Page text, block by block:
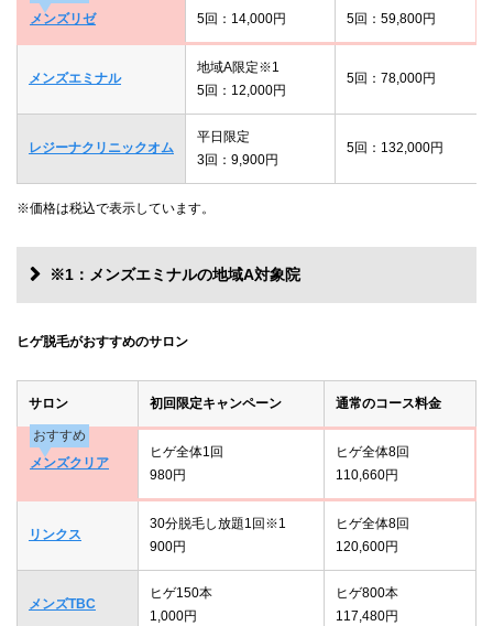
メンズリゼ
5回：14,000円 5回：59,800円
メンズエミナル
地域A限定※1
5回：12,000円
5回：78,000円
レジーナクリニックオム
平日限定
3回：9,900円
5回：132,000円
※価格は税込で表示しています。
※1：メンズエミナルの地域A対象院
ヒゲ脱毛がおすすめのサロン
サロン 初回限定キャンペーン 通常のコース料金
おすすめ
メンズクリア
ヒゲ全体1回
980円
ヒゲ全体8回
110,660円
リンクス
30分脱毛し放題1回※1
900円
ヒゲ全体8回
120,600円
メンズTBC
ヒゲ150本
1,000円
ヒゲ800本
117,480円